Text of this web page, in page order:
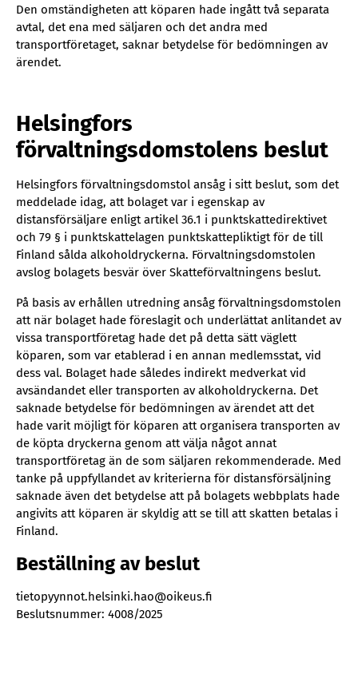
Den omständigheten att köparen hade ingått två separata
avtal, det ena med säljaren och det andra med
transportföretaget, saknar betydelse för bedömningen av
ärendet.
Helsingfors
förvaltningsdomstolens beslut
Helsingfors förvaltningsdomstol ansåg i sitt beslut, som det
meddelade idag, att bolaget var i egenskap av
distansförsäljare enligt artikel 36.1 i punktskattedirektivet
och 79 § i punktskattelagen punktskattepliktigt för de till
Finland sålda alkoholdryckerna. Förvaltningsdomstolen
avslog bolagets besvär över Skatteförvaltningens beslut.
På basis av erhållen utredning ansåg förvaltningsdomstolen
att när bolaget hade föreslagit och underlättat anlitandet av
vissa transportföretag hade det på detta sätt väglett
köparen, som var etablerad i en annan medlemsstat, vid
dess val. Bolaget hade således indirekt medverkat vid
avsändandet eller transporten av alkoholdryckerna. Det
saknade betydelse för bedömningen av ärendet att det
hade varit möjligt för köparen att organisera transporten av
de köpta dryckerna genom att välja något annat
transportföretag än de som säljaren rekommenderade. Med
tanke på uppfyllandet av kriterierna för distansförsäljning
saknade även det betydelse att på bolagets webbplats hade
angivits att köparen är skyldig att se till att skatten betalas i
Finland.
Beställning av beslut
tietopyynnot.helsinki.hao@oikeus.fi
Beslutsnummer: 4008/2025